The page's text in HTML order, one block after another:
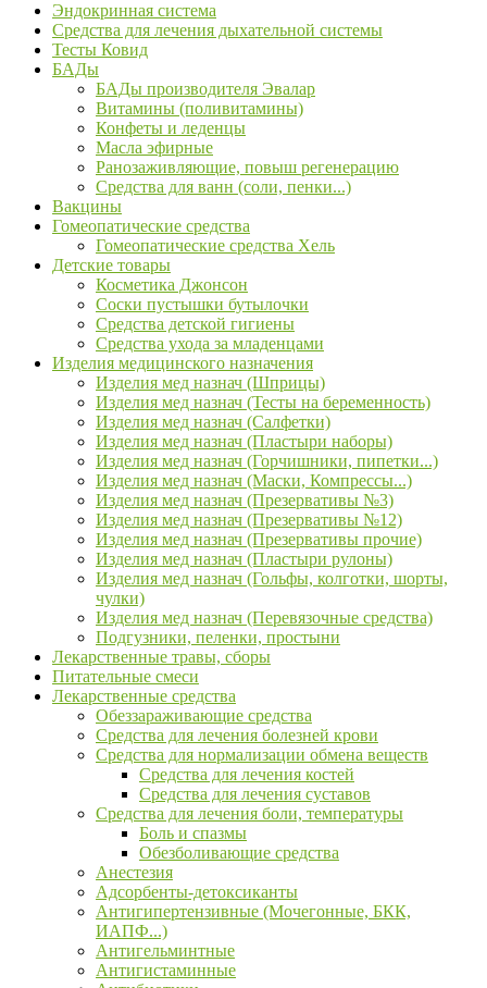
Эндокринная система
Средства для лечения дыхательной системы
Тесты Ковид
БАДы
БАДы производителя Эвалар
Витамины (поливитамины)
Конфеты и леденцы
Масла эфирные
Ранозаживляющие, повыш регенерацию
Средства для ванн (соли, пенки...)
Вакцины
Гомеопатические средства
Гомеопатические средства Хель
Детские товары
Косметика Джонсон
Соски пустышки бутылочки
Средства детской гигиены
Средства ухода за младенцами
Изделия медицинского назначения
Изделия мед назнач (Шприцы)
Изделия мед назнач (Тесты на беременность)
Изделия мед назнач (Салфетки)
Изделия мед назнач (Пластыри наборы)
Изделия мед назнач (Горчишники, пипетки...)
Изделия мед назнач (Маски, Компрессы...)
Изделия мед назнач (Презервативы №3)
Изделия мед назнач (Презервативы №12)
Изделия мед назнач (Презервативы прочие)
Изделия мед назнач (Пластыри рулоны)
Изделия мед назнач (Гольфы, колготки, шорты,
чулки)
Изделия мед назнач (Перевязочные средства)
Подгузники, пеленки, простыни
Лекарственные травы, сборы
Питательные смеси
Лекарственные средства
Обеззараживающие средства
Средства для лечения болезней крови
Средства для нормализации обмена веществ
Средства для лечения костей
Средства для лечения суставов
Средства для лечения боли, температуры
Боль и спазмы
Обезболивающие средства
Анестезия
Адсорбенты-детоксиканты
Антигипертензивные (Мочегонные, БКК,
ИАПФ...)
Антигельминтные
Антигистаминные